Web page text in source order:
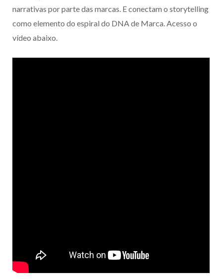
narrativas por parte das marcas. E conectam o storytelling
como elemento do espiral do DNA de Marca. Acesso o
vídeo abaixo.